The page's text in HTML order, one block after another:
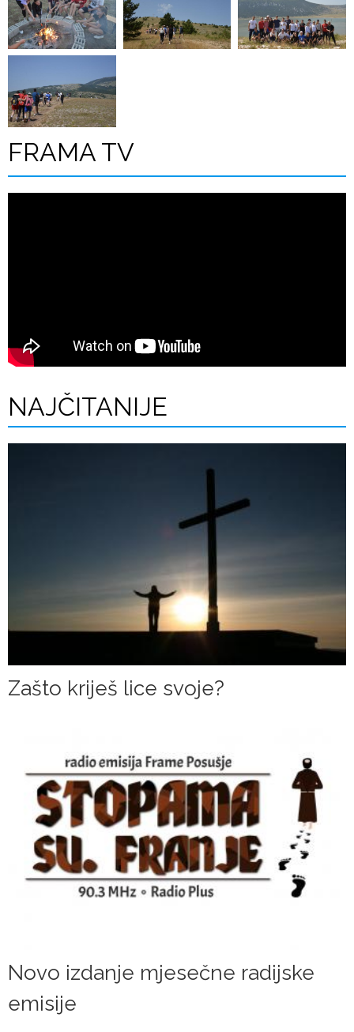
FRAMA TV
NAJČITANIJE
Zašto kriješ lice svoje?
Novo izdanje mjesečne radijske
emisije